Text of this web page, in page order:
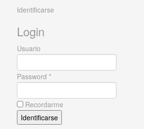
Identificarse
Login
Usuario
Password *
Recordarme